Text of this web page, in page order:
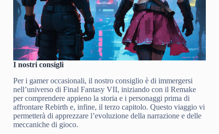
I nostri consigli
Per i gamer occasionali, il nostro consiglio è di immergersi
nell’universo di Final Fantasy VII, iniziando con il Remake
per comprendere appieno la storia e i personaggi prima di
affrontare Rebirth e, infine, il terzo capitolo. Questo viaggio vi
permetterà di apprezzare l’evoluzione della narrazione e delle
meccaniche di gioco.